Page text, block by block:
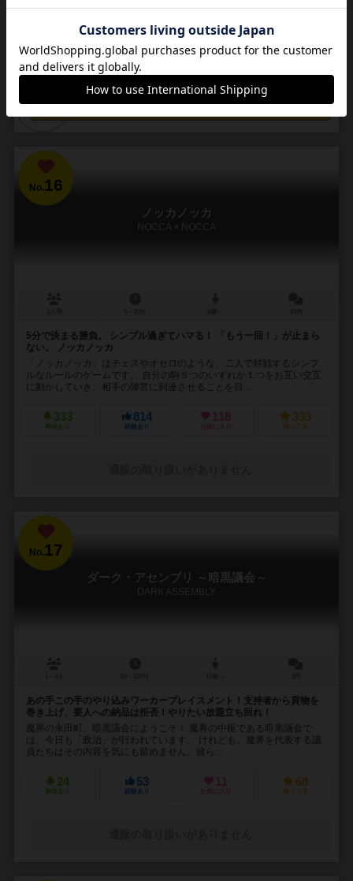
157
興味あり
249
経験あり
58
お気に入り
201
持ってる
カートに追加する
No. 16
ノッカノッカ
NOCCA × NOCCA
5分で決まる勝負。 シンプル過ぎてハマる！ 「もう一回！」が止まら
ない。 ノッカノッカ
「ノッカノッカ」はチェスやオセロのような、二人で対戦するシンプ
ルなルールのゲームです。 自分の駒５つのいずれか１つをお互い交互
に動かしていき、相手の陣営に到達させることを目...
333
興味あり
814
経験あり
118
お気に入り
333
持ってる
No.17
ダーク・アセンブリ ～暗黒議会～
DARK ASSEMBLY
あの手この手のやり込みワーカープレイスメント！支持者から貢物を
巻き上げ、要人への納品は拒否！やりたい放題立ち回れ！
魔界の永田町、暗黒議会にようこそ！ 魔界の中枢である暗黒議会で
は、今日も「政治」が行われています。 けれども、魔界を代表する議
員たちはその内容を気にも留めません。彼ら...
24
興味あり
53
経験あり
11
お気に入り
68
持ってる